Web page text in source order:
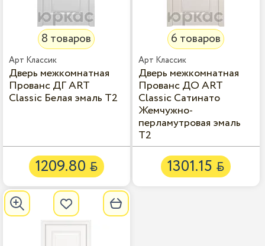
8 товаров
Дверь межкомнатная
Прованс ДГ ART
Classic Белая эмаль Т2
1209.80 
6 товаров
Дверь межкомнатная
Прованс ДО ART
Classic Сатинато
Жемчужно-
перламутровая эмаль
Т2
1301.15 